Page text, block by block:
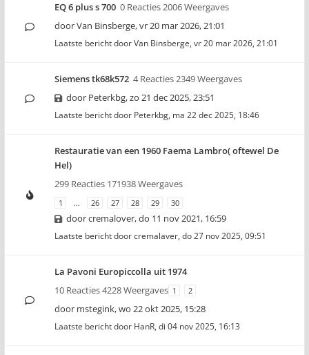
EQ 6 plus s 700 0 Reacties 2006 Weergaves
doorVan Binsberge,vr 20 mar 2026, 21:01
Laatste bericht doorVan Binsberge, vr 20 mar 2026, 21:01
Siemens tk68k572 4 Reacties 2349 Weergaves
door Peterkbg,zo 21 dec 2025, 23:51
Laatste bericht door Peterkbg, ma 22 dec 2025, 18:46
Restauratie van een 1960 Faema Lambro( oftewel De
Hel)
299 Reacties 171938 Weergaves
1 … 26 27 28 29 30
doorcremalover,do 11 nov 2021, 16:59
Laatste bericht doorcremalaver, do 27 nov 2025, 09:51
La Pavoni Europiccolla uit 1974
10 Reacties 4228 Weergaves 1 2
door mstegink,wo 22 okt 2025, 15:28
Laatste bericht door HanR, di 04 nov 2025, 16:13